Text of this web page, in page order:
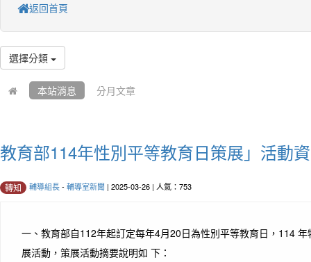
返回首頁
選擇分類
本站消息 分月文章
教育部114年性別平等教育日策展」活動
轉知 輔導組長- 輔導室新聞 | 2025-03-26 | 人氣：753
一、教育部自112年起訂定每年4月20日為性別平等教育日，114
展活動，策展活動摘要說明如 下：